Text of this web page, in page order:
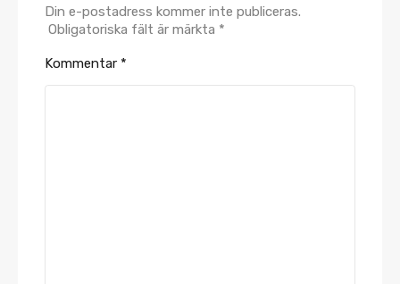
Din e-postadress kommer inte publiceras.
Obligatoriska fält är märkta *
Kommentar *